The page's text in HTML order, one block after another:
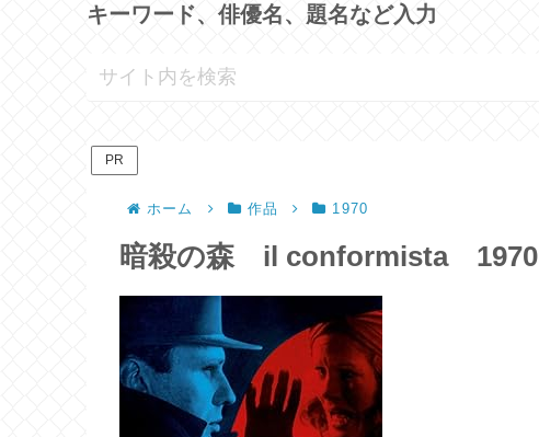
キーワード、俳優名、題名など入力
PR
ホーム 作品 1970
暗殺の森 il conformista 1970